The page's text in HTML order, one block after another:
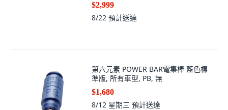
$2,999
8/22 預計送達
第六元素 POWER BAR電集棒 藍色標
準版, 所有車型, PB, 無
$1,680
8/12 星期三 預計送達